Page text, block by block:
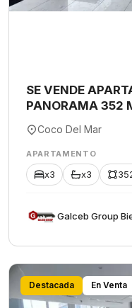
SE VENDE
PANORAMA 352
Coco Del Mar
APARTAMENTO
x3 x3
Destacada En Venta